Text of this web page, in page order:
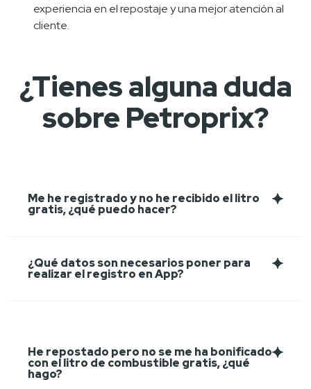
experiencia en el repostaje y una mejor atención al
cliente.
¿Tienes alguna duda
sobre Petroprix?
Me he registrado y no he recibido el litro
gratis, ¿qué puedo hacer?
¿Qué datos son necesarios poner para
realizar el registro en App?
He repostado pero no se me ha bonificado
con el litro de combustible gratis, ¿qué
hago?